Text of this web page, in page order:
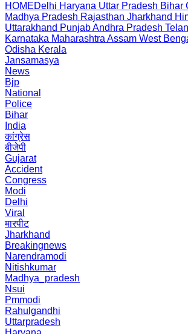
HOMEDelhi Haryana Uttar Pradesh Bihar
Madhya Pradesh Rajasthan Jharkhand
Uttarakhand PunjabAndhra Pradesh
Karnataka Maharashtra Assam West
Odisha Kerala
Jansamasya
News
Bjp
National
Police
Bihar
India
कांग्रेस
बीजेपी
Gujarat
Accident
Congress
Modi
Delhi
Viral
मारपीट
Jharkhand
Breakingnews
Narendramodi
Nitishkumar
Madhya_pradesh
Nsui
Pmmodi
Rahulgandhi
Uttarpradesh